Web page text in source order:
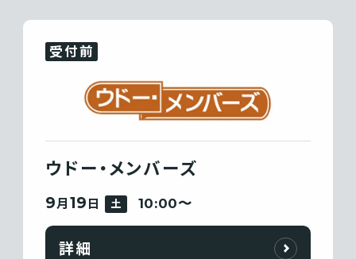
受付前
ウドー・メンバーズ
9月 19 日 土 10:00〜
詳細